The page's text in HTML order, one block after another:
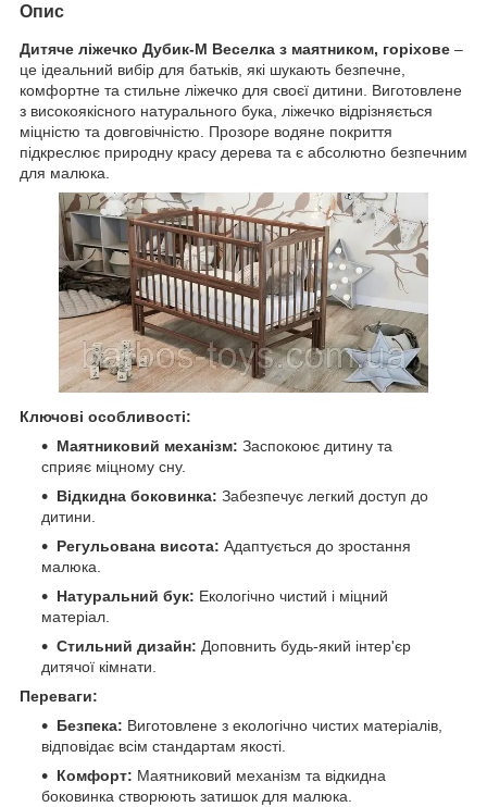
Опис
Дитяче ліжечко Дубик-М Веселка з маятником, горіхове –
це ідеальний вибір для батьків, які шукають безпечне,
комфортне та стильне ліжечко для своєї дитини. Виготовлене
з високоякісного натурального бука, ліжечко відрізняється
міцністю та довговічністю. Прозоре водяне покриття
підкреслює природну красу дерева та є абсолютно безпечним
для малюка.
Ключові особливості:
Маятниковий механізм: Заспокоює дитину та
сприяє міцному сну.
Відкидна боковинка: Забезпечує легкий доступ до
дитини.
Регульована висота: Адаптується до зростання
малюка.
Натуральний бук: Екологічно чистий і міцний
матеріал.
Стильний дизайн: Доповнить будь-який інтер'єр
дитячої кімнати.
Переваги:
Безпека: Виготовлене з екологічно чистих матеріалів,
відповідає всім стандартам якості.
Комфорт: Маятниковий механізм та відкидна
боковинка створюють затишок для малюка.